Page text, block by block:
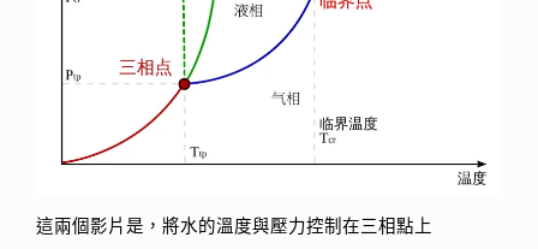
這兩個影片是，將水的溫度與壓力控制在三相點上